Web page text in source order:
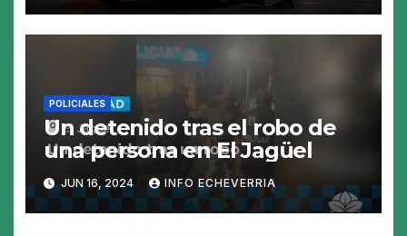
POLICIALES
Un detenido tras el robo de
una persona en El Jagüel
JUN 16, 2024 INFO ECHEVERRIA